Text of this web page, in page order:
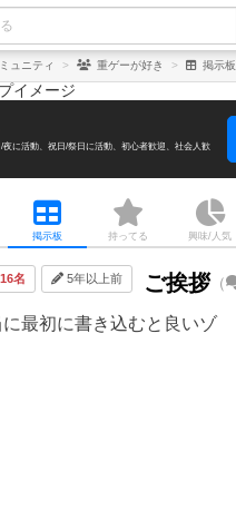
ュニティ 重ゲーが好き 掲示板
夜に活動 祝日/祭日に活動 初心者歓迎
社会人歓
掲示板 持ってる 興味/人気
名 5年以上前 ご挨拶（
最初に書き込むと良いゾ